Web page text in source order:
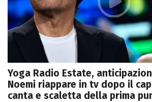
Yoga Radio Estate,
Noemi riappare in tv dopo il
canta e scaletta della prima